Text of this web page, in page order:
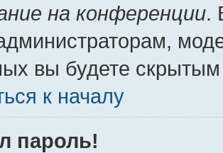
на конференции.
вы будете
к началу
пароль!